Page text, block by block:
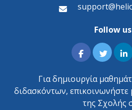
Follow us
Για δημιουργία
διδασκόντων, επικοινωνήστε
της Σχολής